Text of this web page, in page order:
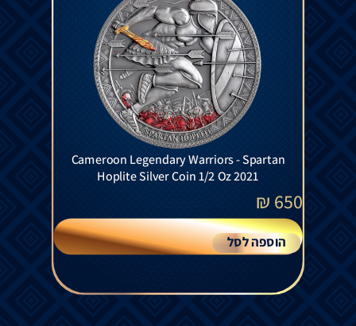
Cameroon Legendary Warriors - Spartan
Hoplite Silver Coin 1/2 Oz 2021
650
₪
הוספה לסל